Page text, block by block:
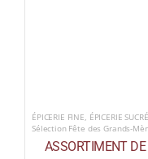
ÉPICERIE FINE ÉPICERIE
Sélection Fête des Grands-
ASSORTIMENT